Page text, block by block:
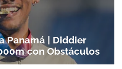
Panamá | Diddier
con Obstáculos